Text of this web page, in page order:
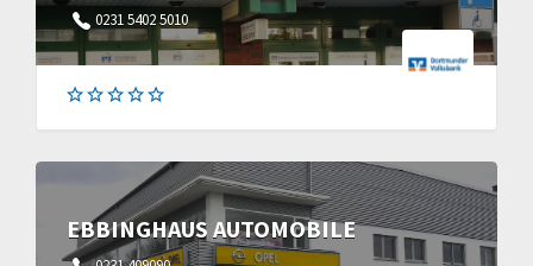
0231 5402 5010
EBBINGHAUS AUTOMOBILE